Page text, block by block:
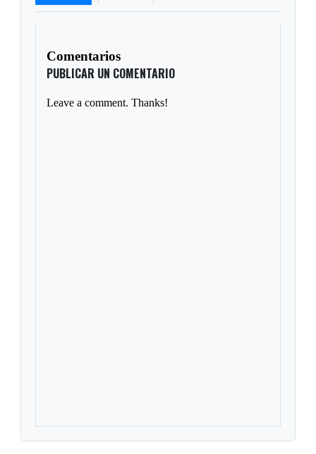
Comentarios
PUBLICAR UN COMENTARIO
Leave a comment. Thanks!